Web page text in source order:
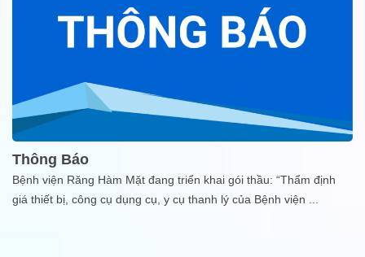
Thông Báo
Bệnh viện Răng Hàm Mặt đang triển khai gói thầu: “Thẩm định
giá thiết bị, công cụ dụng cụ, y cụ thanh lý của Bệnh viện ...